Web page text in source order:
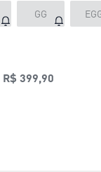
GG
R$ 399,90